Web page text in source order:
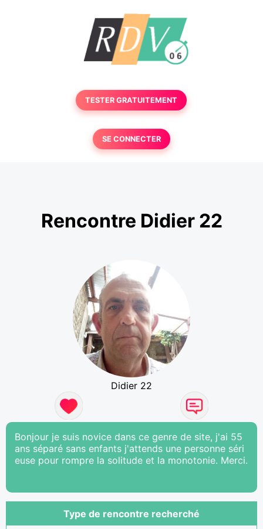
TESTER GRATUITEMENT
SE CONNECTER
Rencontre Didier 22
Didier 22
Bonjour je suis novice dans ce genre de site, j'ai 55
ans séparé sans enfants j'attends une personne séri
euse pour rompre la solitude et la monotonie. Merci.
Type de rencontre recherché